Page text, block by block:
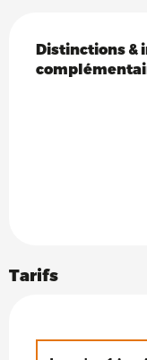
Distinctions &
Distinctions &
Tarifs